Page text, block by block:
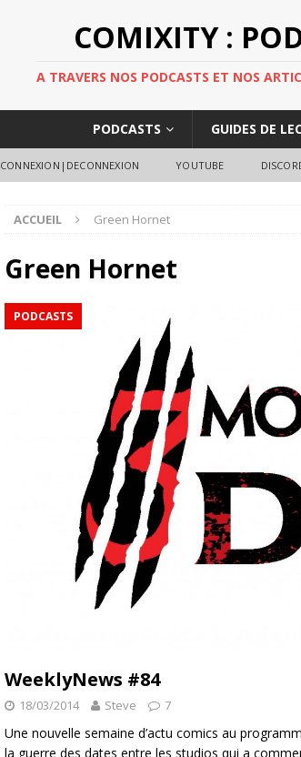
COMIXITY :
A TRAVERS NOS PODCASTS ET NOS
PODCASTS GUIDES DE
CONNEXION|DECONNEXION YOUTUBE
ACCUEIL Green Hornet
Green Hornet
PODCASTS
WeeklyNews #84
18/03/2014 Steve 7
Une nouvelle semaine d’actu comics au
la guerre des dates entre les studios qui a